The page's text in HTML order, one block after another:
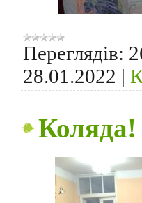
Переглядів:
28.01.2022 |
Коляда!